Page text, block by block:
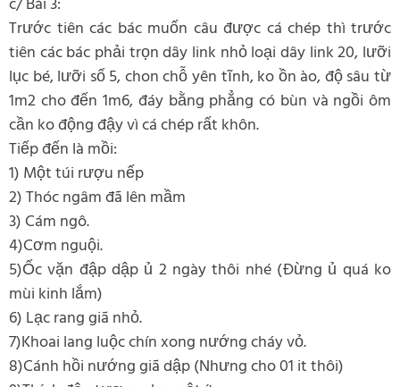
Trước tiên các bác muốn câu được cá chép thì trước
tiên các bác phải trọn dây link nhỏ loại dây link 20, lưỡi
lục bé, lưỡi số 5, chon chỗ yên tĩnh, ko ồn ào, độ sâu từ
1m2 cho đến 1m6, đáy bằng phẳng có bùn và ngồi ôm
cần ko động đậy vì cá chép rất khôn.
Tiếp đến là mồi:
1) Một túi rượu nếp
2) Thóc ngâm đã lên mầm
3) Cám ngô.
4)Cơm nguội.
5)Ốc vặn đập dập ủ 2 ngày thôi nhé (Đừng ủ quá ko
mùi kinh lắm)
6) Lạc rang giã nhỏ.
7)Khoai lang luộc chín xong nướng cháy vỏ.
8)Cánh hồi nướng giã dập (Nhưng cho 01 it thôi)